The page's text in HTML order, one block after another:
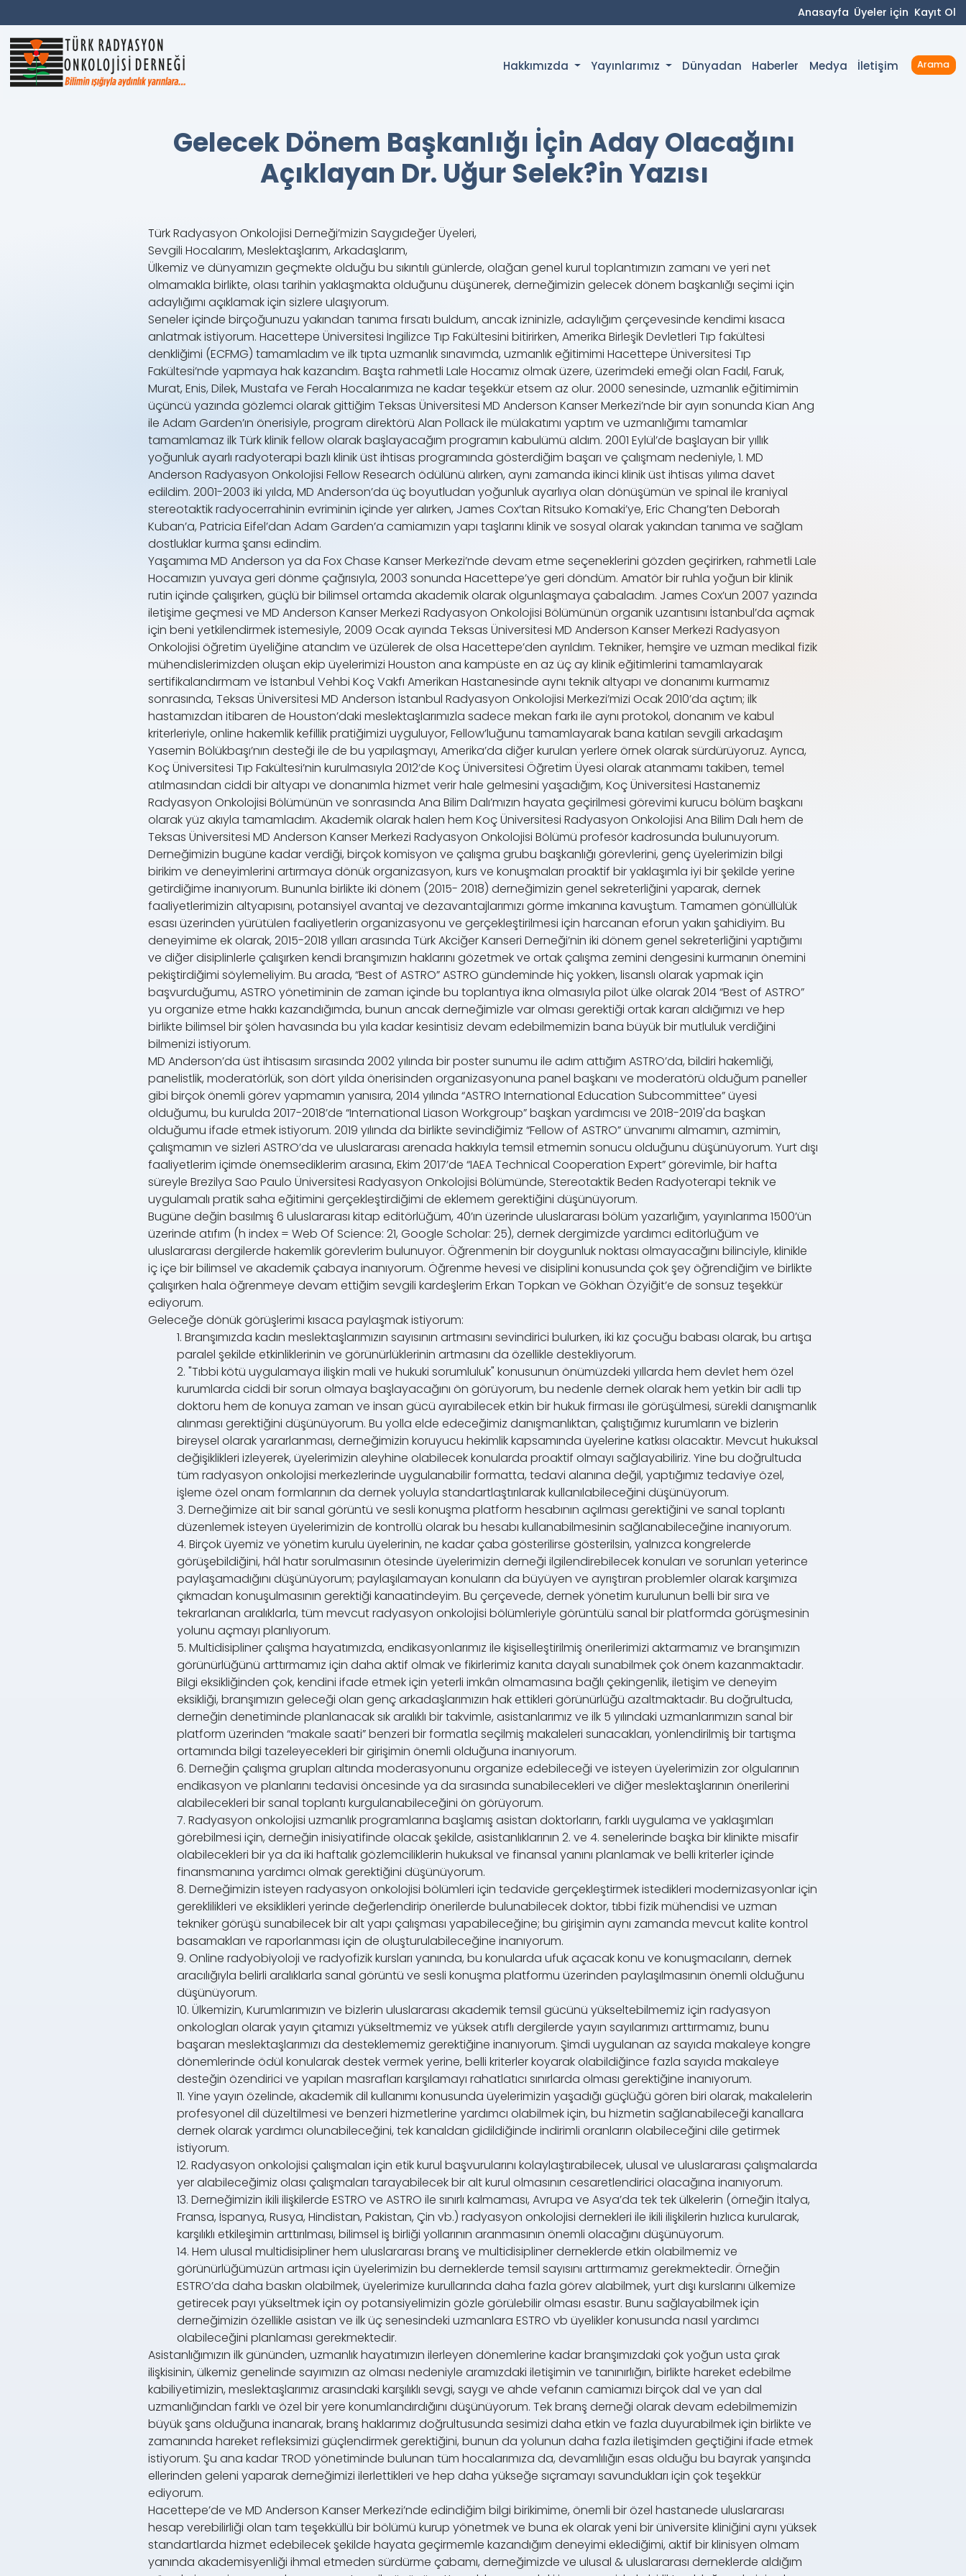
Anasayfa Üyeler için Kayıt Ol
Hakkımızda Yayınlarımız Dünyadan Haberler Medya İletişim Arama
Gelecek Dönem Başkanlığı İçin Aday Olacağını
Açıklayan Dr. Uğur Selek?in Yazısı
Türk Radyasyon Onkolojisi Derneği’mizin Saygıdeğer Üyeleri,
Sevgili Hocalarım, Meslektaşlarım, Arkadaşlarım,
Ülkemiz ve dünyamızın geçmekte olduğu bu sıkıntılı günlerde, olağan genel kurul toplantımızın zamanı ve yeri net
olmamakla birlikte, olası tarihin yaklaşmakta olduğunu düşünerek, derneğimizin gelecek dönem başkanlığı seçimi için
adaylığımı açıklamak için sizlere ulaşıyorum.
Seneler içinde birçoğunuzu yakından tanıma fırsatı buldum, ancak izninizle, adaylığım çerçevesinde kendimi kısaca
anlatmak istiyorum. Hacettepe Üniversitesi İngilizce Tıp Fakültesini bitirirken, Amerika Birleşik Devletleri Tıp fakültesi
denkliğimi (ECFMG) tamamladım ve ilk tıpta uzmanlık sınavımda, uzmanlık eğitimimi Hacettepe Üniversitesi Tıp
Fakültesi’nde yapmaya hak kazandım. Başta rahmetli Lale Hocamız olmak üzere, üzerimdeki emeği olan Fadıl, Faruk,
Murat, Enis, Dilek, Mustafa ve Ferah Hocalarımıza ne kadar teşekkür etsem az olur. 2000 senesinde, uzmanlık eğitimimin
üçüncü yazında gözlemci olarak gittiğim Teksas Üniversitesi MD Anderson Kanser Merkezi’nde bir ayın sonunda Kian Ang
ile Adam Garden’ın önerisiyle, program direktörü Alan Pollack ile mülakatımı yaptım ve uzmanlığımı tamamlar
tamamlamaz ilk Türk klinik fellow olarak başlayacağım programın kabulümü aldım. 2001 Eylül’de başlayan bir yıllık
yoğunluk ayarlı radyoterapi bazlı klinik üst ihtisas programında gösterdiğim başarı ve çalışmam nedeniyle, 1. MD
Anderson Radyasyon Onkolojisi Fellow Research ödülünü alırken, aynı zamanda ikinci klinik üst ihtisas yılıma davet
edildim. 2001-2003 iki yılda, MD Anderson’da üç boyutludan yoğunluk ayarlıya olan dönüşümün ve spinal ile kraniyal
stereotaktik radyocerrahinin evriminin içinde yer alırken, James Cox’tan Ritsuko Komaki’ye, Eric Chang’ten Deborah
Kuban’a, Patricia Eifel’dan Adam Garden’a camiamızın yapı taşlarını klinik ve sosyal olarak yakından tanıma ve sağlam
dostluklar kurma şansı edindim.
Yaşamıma MD Anderson ya da Fox Chase Kanser Merkezi’nde devam etme seçeneklerini gözden geçirirken, rahmetli Lale
Hocamızın yuvaya geri dönme çağrısıyla, 2003 sonunda Hacettepe’ye geri döndüm. Amatör bir ruhla yoğun bir klinik
rutin içinde çalışırken, güçlü bir bilimsel ortamda akademik olarak olgunlaşmaya çabaladım. James Cox’un 2007 yazında
iletişime geçmesi ve MD Anderson Kanser Merkezi Radyasyon Onkolojisi Bölümünün organik uzantısını İstanbul’da açmak
için beni yetkilendirmek istemesiyle, 2009 Ocak ayında Teksas Üniversitesi MD Anderson Kanser Merkezi Radyasyon
Onkolojisi öğretim üyeliğine atandım ve üzülerek de olsa Hacettepe’den ayrıldım. Tekniker, hemşire ve uzman medikal fizik
mühendislerimizden oluşan ekip üyelerimizi Houston ana kampüste en az üç ay klinik eğitimlerini tamamlayarak
sertifikalandırmam ve İstanbul Vehbi Koç Vakfı Amerikan Hastanesinde aynı teknik altyapı ve donanımı kurmamız
sonrasında, Teksas Üniversitesi MD Anderson İstanbul Radyasyon Onkolojisi Merkezi’mizi Ocak 2010’da açtım; ilk
hastamızdan itibaren de Houston’daki meslektaşlarımızla sadece mekan farkı ile aynı protokol, donanım ve kabul
kriterleriyle, online hakemlik kefillik pratiğimizi uyguluyor, Fellow’luğunu tamamlayarak bana katılan sevgili arkadaşım
Yasemin Bölükbaşı’nın desteği ile de bu yapılaşmayı, Amerika’da diğer kurulan yerlere örnek olarak sürdürüyoruz. Ayrıca,
Koç Üniversitesi Tıp Fakültesi’nin kurulmasıyla 2012’de Koç Üniversitesi Öğretim Üyesi olarak atanmamı takiben, temel
atılmasından ciddi bir altyapı ve donanımla hizmet verir hale gelmesini yaşadığım, Koç Üniversitesi Hastanemiz
Radyasyon Onkolojisi Bölümünün ve sonrasında Ana Bilim Dalı’mızın hayata geçirilmesi görevimi kurucu bölüm başkanı
olarak yüz akıyla tamamladım. Akademik olarak halen hem Koç Üniversitesi Radyasyon Onkolojisi Ana Bilim Dalı hem de
Teksas Üniversitesi MD Anderson Kanser Merkezi Radyasyon Onkolojisi Bölümü profesör kadrosunda bulunuyorum.
Derneğimizin bugüne kadar verdiği, birçok komisyon ve çalışma grubu başkanlığı görevlerini, genç üyelerimizin bilgi
birikim ve deneyimlerini artırmaya dönük organizasyon, kurs ve konuşmaları proaktif bir yaklaşımla iyi bir şekilde yerine
getirdiğime inanıyorum. Bununla birlikte iki dönem (2015- 2018) derneğimizin genel sekreterliğini yaparak, dernek
faaliyetlerimizin altyapısını, potansiyel avantaj ve dezavantajlarımızı görme imkanına kavuştum. Tamamen gönüllülük
esası üzerinden yürütülen faaliyetlerin organizasyonu ve gerçekleştirilmesi için harcanan eforun yakın şahidiyim. Bu
deneyimime ek olarak, 2015-2018 yılları arasında Türk Akciğer Kanseri Derneği’nin iki dönem genel sekreterliğini yaptığımı
ve diğer disiplinlerle çalışırken kendi branşımızın haklarını gözetmek ve ortak çalışma zemini dengesini kurmanın önemini
pekiştirdiğimi söylemeliyim. Bu arada, “Best of ASTRO” ASTRO gündeminde hiç yokken, lisanslı olarak yapmak için
başvurduğumu, ASTRO yönetiminin de zaman içinde bu toplantıya ikna olmasıyla pilot ülke olarak 2014 “Best of ASTRO”
yu organize etme hakkı kazandığımda, bunun ancak derneğimizle var olması gerektiği ortak kararı aldığımızı ve hep
birlikte bilimsel bir şölen havasında bu yıla kadar kesintisiz devam edebilmemizin bana büyük bir mutluluk verdiğini
bilmenizi istiyorum.
MD Anderson’da üst ihtisasım sırasında 2002 yılında bir poster sunumu ile adım attığım ASTRO’da, bildiri hakemliği,
panelistlik, moderatörlük, son dört yılda önerisinden organizasyonuna panel başkanı ve moderatörü olduğum paneller
gibi birçok önemli görev yapmamın yanısıra, 2014 yılında “ASTRO International Education Subcommittee” üyesi
olduğumu, bu kurulda 2017-2018’de “International Liason Workgroup” başkan yardımcısı ve 2018-2019'da başkan
olduğumu ifade etmek istiyorum. 2019 yılında da birlikte sevindiğimiz “Fellow of ASTRO” ünvanımı almamın, azmimin,
çalışmamın ve sizleri ASTRO’da ve uluslararası arenada hakkıyla temsil etmemin sonucu olduğunu düşünüyorum. Yurt dışı
faaliyetlerim içimde önemsediklerim arasına, Ekim 2017’de “IAEA Technical Cooperation Expert” görevimle, bir hafta
süreyle Brezilya Sao Paulo Üniversitesi Radyasyon Onkolojisi Bölümünde, Stereotaktik Beden Radyoterapi teknik ve
uygulamalı pratik saha eğitimini gerçekleştirdiğimi de eklemem gerektiğini düşünüyorum.
Bugüne değin basılmış 6 uluslararası kitap editörlüğüm, 40’ın üzerinde uluslararası bölüm yazarlığım, yayınlarıma 1500’ün
üzerinde atıfım (h index = Web Of Science: 21, Google Scholar: 25), dernek dergimizde yardımcı editörlüğüm ve
uluslararası dergilerde hakemlik görevlerim bulunuyor. Öğrenmenin bir doygunluk noktası olmayacağını bilinciyle, klinikle
iç içe bir bilimsel ve akademik çabaya inanıyorum. Öğrenme hevesi ve disiplini konusunda çok şey öğrendiğim ve birlikte
çalışırken hala öğrenmeye devam ettiğim sevgili kardeşlerim Erkan Topkan ve Gökhan Özyiğit’e de sonsuz teşekkür
ediyorum.
Geleceğe dönük görüşlerimi kısaca paylaşmak istiyorum:
1. Branşımızda kadın meslektaşlarımızın sayısının artmasını sevindirici bulurken, iki kız çocuğu babası olarak, bu artışa
paralel şekilde etkinliklerinin ve görünürlüklerinin artmasını da özellikle destekliyorum.
2. "Tıbbi kötü uygulamaya ilişkin mali ve hukuki sorumluluk" konusunun önümüzdeki yıllarda hem devlet hem özel
kurumlarda ciddi bir sorun olmaya başlayacağını ön görüyorum, bu nedenle dernek olarak hem yetkin bir adli tıp
doktoru hem de konuya zaman ve insan gücü ayırabilecek etkin bir hukuk firması ile görüşülmesi, sürekli danışmanlık
alınması gerektiğini düşünüyorum. Bu yolla elde edeceğimiz danışmanlıktan, çalıştığımız kurumların ve bizlerin
bireysel olarak yararlanması, derneğimizin koruyucu hekimlik kapsamında üyelerine katkısı olacaktır. Mevcut hukuksal
değişiklikleri izleyerek, üyelerimizin aleyhine olabilecek konularda proaktif olmayı sağlayabiliriz. Yine bu doğrultuda
tüm radyasyon onkolojisi merkezlerinde uygulanabilir formatta, tedavi alanına değil, yaptığımız tedaviye özel,
işleme özel onam formlarının da dernek yoluyla standartlaştırılarak kullanılabileceğini düşünüyorum.
3. Derneğimize ait bir sanal görüntü ve sesli konuşma platform hesabının açılması gerektiğini ve sanal toplantı
düzenlemek isteyen üyelerimizin de kontrollü olarak bu hesabı kullanabilmesinin sağlanabileceğine inanıyorum.
4. Birçok üyemiz ve yönetim kurulu üyelerinin, ne kadar çaba gösterilirse gösterilsin, yalnızca kongrelerde
görüşebildiğini, hâl hatır sorulmasının ötesinde üyelerimizin derneği ilgilendirebilecek konuları ve sorunları yeterince
paylaşamadığını düşünüyorum; paylaşılamayan konuların da büyüyen ve ayrıştıran problemler olarak karşımıza
çıkmadan konuşulmasının gerektiği kanaatindeyim. Bu çerçevede, dernek yönetim kurulunun belli bir sıra ve
tekrarlanan aralıklarla, tüm mevcut radyasyon onkolojisi bölümleriyle görüntülü sanal bir platformda görüşmesinin
yolunu açmayı planlıyorum.
5. Multidisipliner çalışma hayatımızda, endikasyonlarımız ile kişiselleştirilmiş önerilerimizi aktarmamız ve branşımızın
görünürlüğünü arttırmamız için daha aktif olmak ve fikirlerimiz kanıta dayalı sunabilmek çok önem kazanmaktadır.
Bilgi eksikliğinden çok, kendini ifade etmek için yeterli imkân olmamasına bağlı çekingenlik, iletişim ve deneyim
eksikliği, branşımızın geleceği olan genç arkadaşlarımızın hak ettikleri görünürlüğü azaltmaktadır. Bu doğrultuda,
derneğin denetiminde planlanacak sık aralıklı bir takvimle, asistanlarımız ve ilk 5 yılındaki uzmanlarımızın sanal bir
platform üzerinden “makale saati” benzeri bir formatla seçilmiş makaleleri sunacakları, yönlendirilmiş bir tartışma
ortamında bilgi tazeleyecekleri bir girişimin önemli olduğuna inanıyorum.
6. Derneğin çalışma grupları altında moderasyonunu organize edebileceği ve isteyen üyelerimizin zor olgularının
endikasyon ve planlarını tedavisi öncesinde ya da sırasında sunabilecekleri ve diğer meslektaşlarının önerilerini
alabilecekleri bir sanal toplantı kurgulanabileceğini ön görüyorum.
7. Radyasyon onkolojisi uzmanlık programlarına başlamış asistan doktorların, farklı uygulama ve yaklaşımları
görebilmesi için, derneğin inisiyatifinde olacak şekilde, asistanlıklarının 2. ve 4. senelerinde başka bir klinikte misafir
olabilecekleri bir ya da iki haftalık gözlemciliklerin hukuksal ve finansal yanını planlamak ve belli kriterler içinde
finansmanına yardımcı olmak gerektiğini düşünüyorum.
8. Derneğimizin isteyen radyasyon onkolojisi bölümleri için tedavide gerçekleştirmek istedikleri modernizasyonlar için
gereklilikleri ve eksiklikleri yerinde değerlendirip önerilerde bulunabilecek doktor, tıbbi fizik mühendisi ve uzman
tekniker görüşü sunabilecek bir alt yapı çalışması yapabileceğine; bu girişimin aynı zamanda mevcut kalite kontrol
basamakları ve raporlanması için de oluşturulabileceğine inanıyorum.
9. Online radyobiyoloji ve radyofizik kursları yanında, bu konularda ufuk açacak konu ve konuşmacıların, dernek
aracılığıyla belirli aralıklarla sanal görüntü ve sesli konuşma platformu üzerinden paylaşılmasının önemli olduğunu
düşünüyorum.
10. Ülkemizin, Kurumlarımızın ve bizlerin uluslararası akademik temsil gücünü yükseltebilmemiz için radyasyon
onkologları olarak yayın çıtamızı yükseltmemiz ve yüksek atıflı dergilerde yayın sayılarımızı arttırmamız, bunu
başaran meslektaşlarımızı da desteklememiz gerektiğine inanıyorum. Şimdi uygulanan az sayıda makaleye kongre
dönemlerinde ödül konularak destek vermek yerine, belli kriterler koyarak olabildiğince fazla sayıda makaleye
desteğin özendirici ve yapılan masrafları karşılamayı rahatlatıcı sınırlarda olması gerektiğine inanıyorum.
11. Yine yayın özelinde, akademik dil kullanımı konusunda üyelerimizin yaşadığı güçlüğü gören biri olarak, makalelerin
profesyonel dil düzeltilmesi ve benzeri hizmetlerine yardımcı olabilmek için, bu hizmetin sağlanabileceği kanallara
dernek olarak yardımcı olunabileceğini, tek kanaldan gidildiğinde indirimli oranların olabileceğini dile getirmek
istiyorum.
12. Radyasyon onkolojisi çalışmaları için etik kurul başvurularını kolaylaştırabilecek, ulusal ve uluslararası çalışmalarda
yer alabileceğimiz olası çalışmaları tarayabilecek bir alt kurul olmasının cesaretlendirici olacağına inanıyorum.
13. Derneğimizin ikili ilişkilerde ESTRO ve ASTRO ile sınırlı kalmaması, Avrupa ve Asya’da tek tek ülkelerin (örneğin İtalya,
Fransa, İspanya, Rusya, Hindistan, Pakistan, Çin vb.) radyasyon onkolojisi dernekleri ile ikili ilişkilerin hızlıca kurularak,
karşılıklı etkileşimin arttırılması, bilimsel iş birliği yollarının aranmasının önemli olacağını düşünüyorum.
14. Hem ulusal multidisipliner hem uluslararası branş ve multidisipliner derneklerde etkin olabilmemiz ve
görünürlüğümüzün artması için üyelerimizin bu derneklerde temsil sayısını arttırmamız gerekmektedir. Örneğin
ESTRO’da daha baskın olabilmek, üyelerimize kurullarında daha fazla görev alabilmek, yurt dışı kurslarını ülkemize
getirecek payı yükseltmek için oy potansiyelimizin gözle görülebilir olması esastır. Bunu sağlayabilmek için
derneğimizin özellikle asistan ve ilk üç senesindeki uzmanlara ESTRO vb üyelikler konusunda nasıl yardımcı
olabileceğini planlaması gerekmektedir.
Asistanlığımızın ilk gününden, uzmanlık hayatımızın ilerleyen dönemlerine kadar branşımızdaki çok yoğun usta çırak
ilişkisinin, ülkemiz genelinde sayımızın az olması nedeniyle aramızdaki iletişimin ve tanınırlığın, birlikte hareket edebilme
kabiliyetimizin, meslektaşlarımız arasındaki karşılıklı sevgi, saygı ve ahde vefanın camiamızı birçok dal ve yan dal
uzmanlığından farklı ve özel bir yere konumlandırdığını düşünüyorum. Tek branş derneği olarak devam edebilmemizin
büyük şans olduğuna inanarak, branş haklarımız doğrultusunda sesimizi daha etkin ve fazla duyurabilmek için birlikte ve
zamanında hareket refleksimizi güçlendirmek gerektiğini, bunun da yolunun daha fazla iletişimden geçtiğini ifade etmek
istiyorum. Şu ana kadar TROD yönetiminde bulunan tüm hocalarımıza da, devamlılığın esas olduğu bu bayrak yarışında
ellerinden geleni yaparak derneğimizi ilerlettikleri ve hep daha yükseğe sıçramayı savundukları için çok teşekkür
ediyorum.
Hacettepe’de ve MD Anderson Kanser Merkezi’nde edindiğim bilgi birikimime, önemli bir özel hastanede uluslararası
hesap verebilirliği olan tam teşekküllü bir bölümü kurup yönetmek ve buna ek olarak yeni bir üniversite kliniğini aynı yüksek
standartlarda hizmet edebilecek şekilde hayata geçirmemle kazandığım deneyimi eklediğimi, aktif bir klinisyen olmam
yanında akademisyenliği ihmal etmeden sürdürme çabamı, derneğimizde ve ulusal & uluslararası derneklerde aldığım